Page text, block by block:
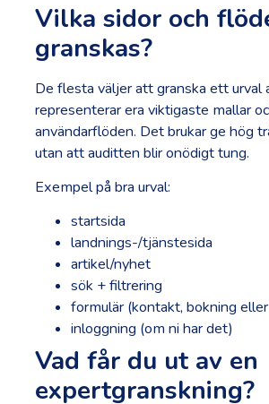
Vilka sidor och
granskas?
De flesta väljer att granska ett urval
representerar era viktigaste mallar
användarflöden. Det brukar ge hög
utan att auditten blir onödigt tung.
Exempel på bra urval:
startsida
landnings-/tjänstesida
artikel/nyhet
sök + filtrering
formulär (kontakt, bokning
inloggning (om ni har det)
Vad får du ut av en
expertgranskning?